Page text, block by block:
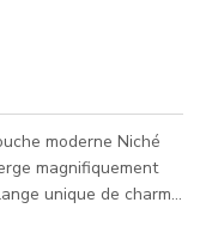
moderne Niché
magnifiquement
unique de charme